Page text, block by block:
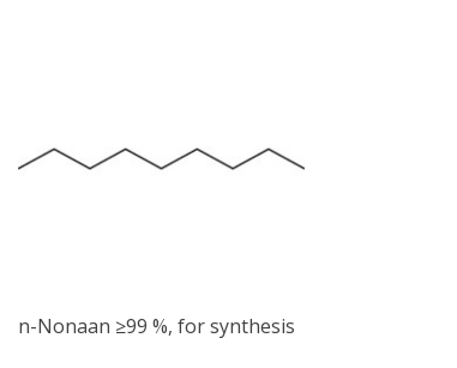
n-Nonaan ≥99 %, for synthesis